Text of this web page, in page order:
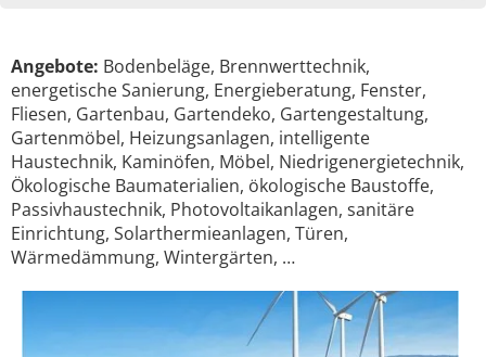
Angebote: Bodenbeläge, Brennwerttechnik,
energetische Sanierung, Energieberatung, Fenster,
Fliesen, Gartenbau, Gartendeko, Gartengestaltung,
Gartenmöbel, Heizungsanlagen, intelligente
Haustechnik, Kaminöfen, Möbel, Niedrigenergietechnik,
Ökologische Baumaterialien, ökologische Baustoffe,
Passivhaustechnik, Photovoltaikanlagen, sanitäre
Einrichtung, Solarthermieanlagen, Türen,
Wärmedämmung, Wintergärten, …